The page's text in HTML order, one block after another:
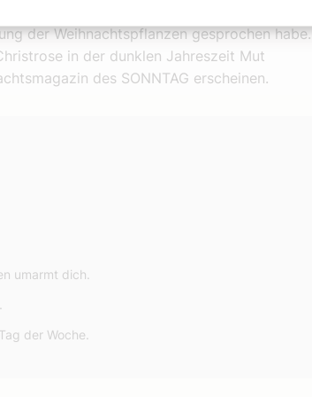
spannend war mein Interview mit einer
der Weihnachtspflanzen gesprochen habe.
in der dunklen Jahreszeit Mut
des SONNTAG erscheinen.
umarmt dich.
der Woche.